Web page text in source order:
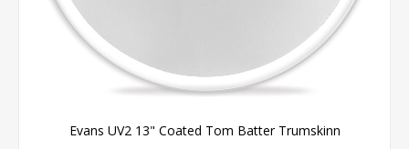
Evans UV2 13" Coated Tom Batter Trumskinn